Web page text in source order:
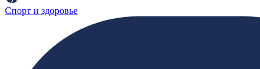
Спорт и здоровье